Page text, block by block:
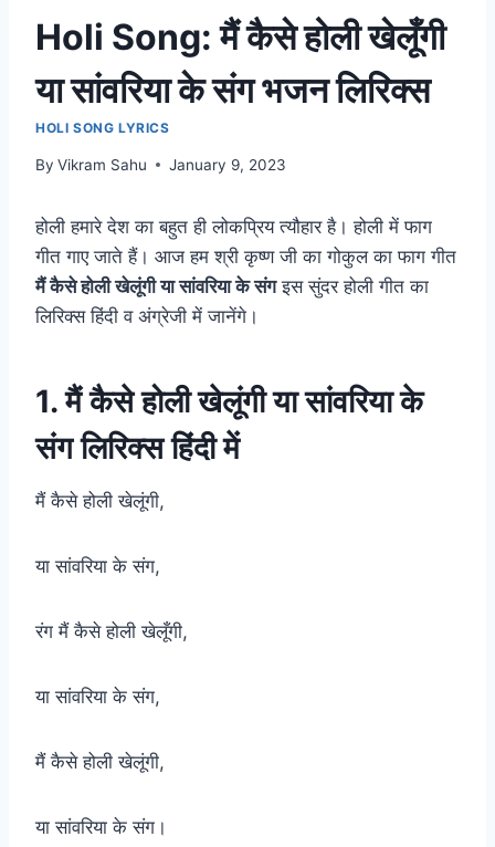
Holi Song: मैं कैसे होली खेलूँगी
या सांवरिया के संग भजन लिरिक्स
HOLI SONG LYRICS
By Vikram Sahu January 9, 2023
होली हमारे देश का बहुत ही लोकप्रिय त्यौहार है। होली में फाग
गीत गाए जाते हैं। आज हम श्री कृष्ण जी का गोकुल का फाग गीत
मैं कैसे होली खेलूंगी या सांवरिया के संगइस सुंदर होली गीत का
लिरिक्स हिंदी व अंग्रेजी में जानेंगे।
1. मैं कैसे होली खेलूंगी या सांवरिया के
संग लिरिक्स हिंदी में
मैं कैसे होली खेलूंगी,
या सांवरिया के संग,
रंग मैं कैसे होली खेलूँगी,
या सांवरिया के संग,
मैं कैसे होली खेलूंगी,
या सांवरिया के संग।